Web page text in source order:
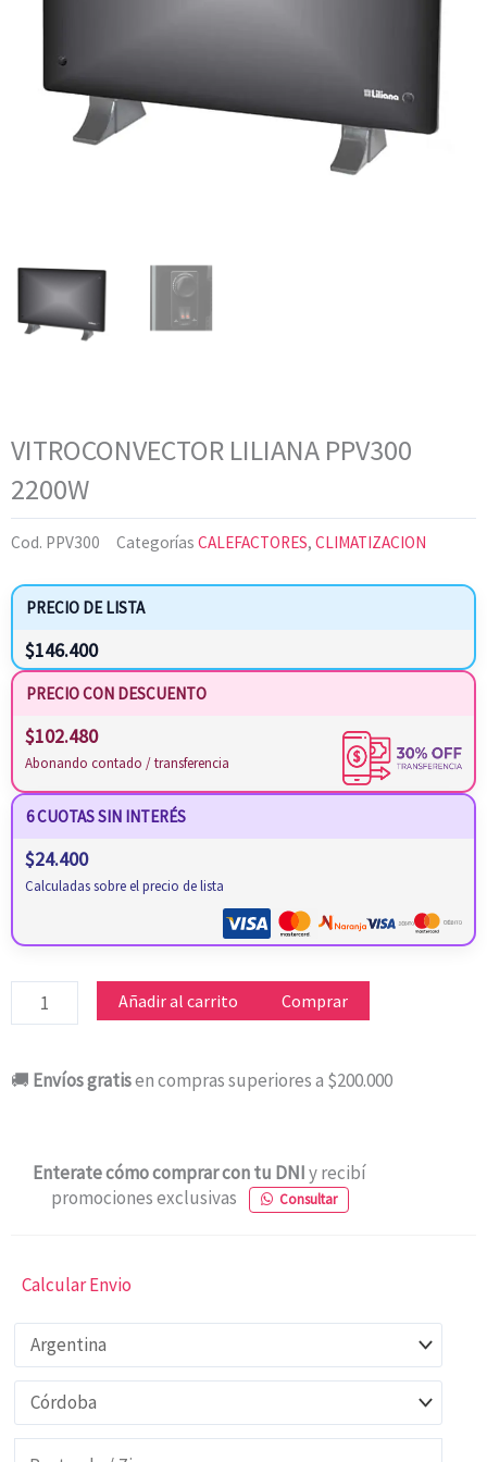
VITROCONVECTOR LILIANA PPV300
2200W
Cod. PPV300 Categorías CALEFACTORES, CLIMATIZACION
PRECIO DE LISTA
$146.400
PRECIO CON DESCUENTO
$102.480
Abonando contado / transferencia
6 CUOTAS SIN INTERÉS
$24.400
Calculadas sobre el precio de lista
VITROCONVECTOR
LILIANA
2200W
Añadir al carrito Comprar
🚚 Envíos gratisen compras superiores a $200.000
Enterate cómo comprar con tu DNIy recibí
promociones exclusivas
Consultar
Calcular Envio